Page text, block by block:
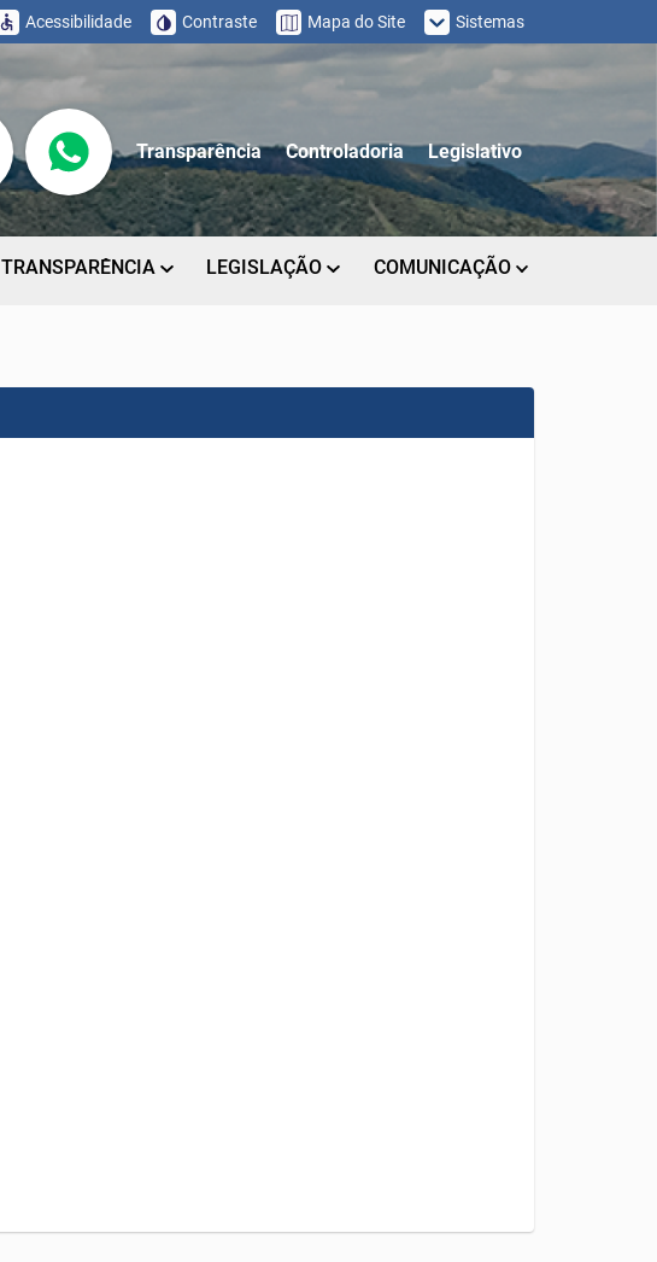
Acessibilidade Contraste Mapa do Site Sistemas
Transparência Controladoria Legislativo
TRANSPARÊNCIA LEGISLAÇÃO COMUNICAÇÃO